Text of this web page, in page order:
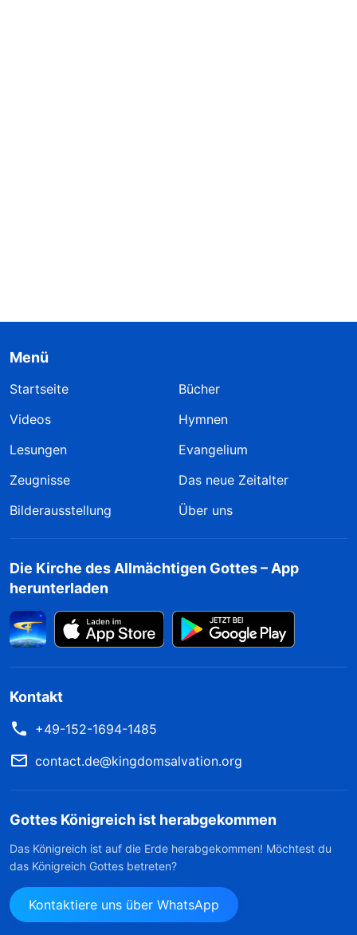
Menü
Startseite
Bücher
Videos
Hymnen
Lesungen
Evangelium
Zeugnisse
Das neue Zeitalter
Bilderausstellung
Über uns
Die Kirche des Allmächtigen Gottes – App
herunterladen
Kontakt
+49-152-1694-1485
contact.de@kingdomsalvation.org
Gottes Königreich ist herabgekommen
Das Königreich ist auf die Erde herabgekommen! Möchtest du
das Königreich Gottes betreten?
Kontaktiere uns über WhatsApp